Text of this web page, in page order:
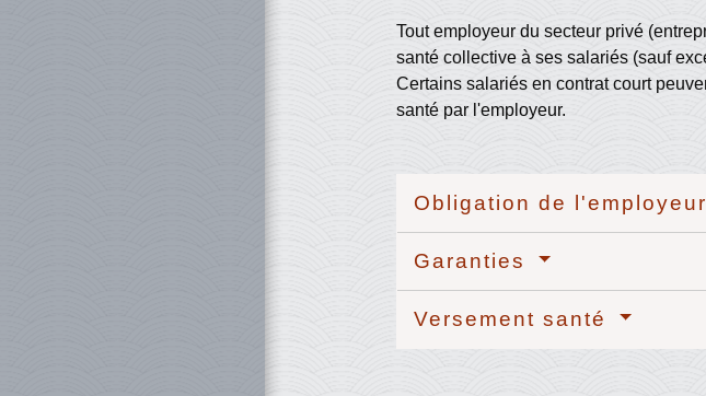
Tout employeur du secteur privé
santé collective à ses salariés (sauf
Certains salariés en contrat court
santé par l'employeur.
Obligation de l'employeur
Garanties
Versement santé